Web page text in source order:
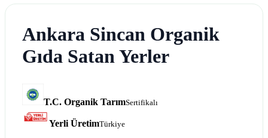
Ankara Sincan Organik
Gıda Satan Yerler
T.C. Organik TarımSertifikalı
Yerli ÜretimTürkiye